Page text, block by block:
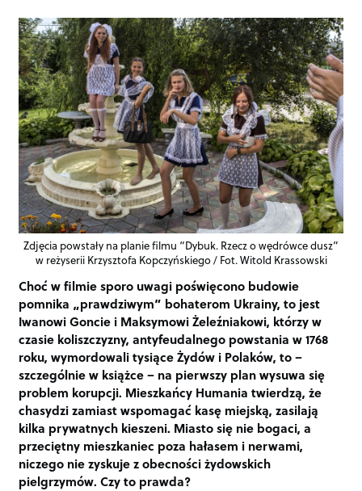
Zdjęcia powstały na planie filmu “Dybuk. Rzecz o wędrówce dusz”
w reżyserii Krzysztofa Kopczyńskiego / Fot. Witold Krassowski
Choć w filmie sporo uwagi poświęcono budowie
pomnika „prawdziwym” bohaterom Ukrainy, to jest
Iwanowi Goncie i Maksymowi Żeleźniakowi, którzy w
czasie koliszczyzny, antyfeudalnego powstania w 1768
roku, wymordowali tysiące Żydów i Polaków, to –
szczególnie w książce – na pierwszy plan wysuwa się
problem korupcji. Mieszkańcy Humania twierdzą, że
chasydzi zamiast wspomagać kasę miejską, zasilają
kilka prywatnych kieszeni. Miasto się nie bogaci, a
przeciętny mieszkaniec poza hałasem i nerwami,
niczego nie zyskuje z obecności żydowskich
pielgrzymów. Czy to prawda?